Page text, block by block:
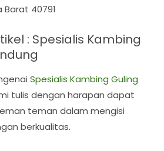
Barat 40791
: Spesialis Kambing
Spesialis Kambing Guling
tulis dengan harapan dapat
teman dalam mengisi
berkualitas.